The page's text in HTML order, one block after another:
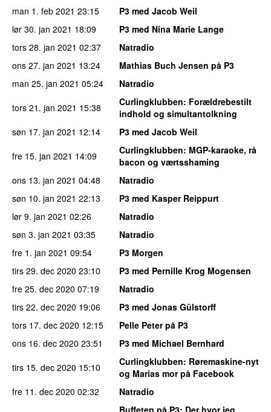
man 1. feb 2021 23:15
P3 med Jacob Weil
lør 30. jan 2021 18:09
P3 med Nina Marie Lange
tors 28. jan 2021 02:37
Natradio
ons 27. jan 2021 13:24
Mathias Buch Jensen på P3
man 25. jan 2021 05:24
Natradio
tors 21. jan 2021 15:38 Curlingklubben: Forældrebestilt
indhold og simultantolkning
søn 17. jan 2021 12:14
P3 med Jacob Weil
fre 15. jan 2021 14:09 Curlingklubben: MGP-karaoke, rå
bacon og værtsshaming
ons 13. jan 2021 04:48
Natradio
søn 10. jan 2021 22:13
P3 med Kasper Reippurt
lør 9. jan 2021 02:26
Natradio
søn 3. jan 2021 03:35
Natradio
fre 1. jan 2021 09:54
P3 Morgen
tirs 29. dec 2020 23:10
P3 med Pernille Krog Mogensen
fre 25. dec 2020 07:19
Natradio
tirs 22. dec 2020 19:06
P3 med Jonas Gülstorff
tors 17. dec 2020 12:15
Pelle Peter på P3
ons 16. dec 2020 23:51
P3 med Michael Bernhard
tirs 15. dec 2020 15:10 Curlingklubben: Røremaskine-nyt
og Marias mor på Facebook
fre 11. dec 2020 02:32
Natradio